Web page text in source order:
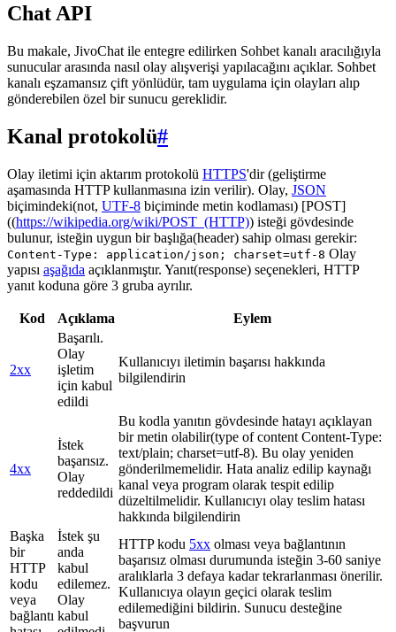
Chat API
Bu makale, JivoChat ile entegre edilirken Sohbet kanalı aracılığıyla
sunucular arasında nasıl olay alışverişi yapılacağını açıklar. Sohbet
kanalı eşzamansız çift yönlüdür, tam uygulama için olayları alıp
gönderebilen özel bir sunucu gereklidir.
Kanal protokolü#
Olay iletimi için aktarım protokolü HTTPS'dir (geliştirme
aşamasında HTTP kullanmasına izin verilir). Olay, JSON
biçimindeki(not, UTF-8 biçiminde metin kodlaması) [POST]
((https://wikipedia.org/wiki/POST_(HTTP)) isteği gövdesinde
bulunur, isteğin uygun bir başlığa(header) sahip olması gerekir:
Content-Type: application/json; charset=utf-8 Olay
yapısı aşağıda açıklanmıştır. Yanıt(response) seçenekleri, HTTP
yanıt koduna göre 3 gruba ayrılır.
Kod Açıklama Eylem
2xx
Başarılı.
Olay
işletim
için kabul
edildi
Kullanıcıyı iletimin başarısı hakkında
bilgilendirin
4xx
İstek
başarısız.
Olay
reddedildi
Bu kodla yanıtın gövdesinde hatayı açıklayan
bir metin olabilir(type of content Content-Type:
text/plain; charset=utf-8). Bu olay yeniden
gönderilmemelidir. Hata analiz edilip kaynağı
kanal veya program olarak tespit edilip
düzeltilmelidir. Kullanıcıyı olay teslim hatası
hakkında bilgilendirin
Başka
bir
HTTP
kodu
veya
bağlantı
İstek şu
anda
kabul
edilemez.
Olay
kabul
HTTP kodu 5xx olması veya bağlantının
başarısız olması durumunda isteğin 3-60 saniye
aralıklarla 3 defaya kadar tekrarlanması önerilir.
Kullanıcıya olayın geçici olarak teslim
edilemediğini bildirin. Sunucu desteğine
başvurun